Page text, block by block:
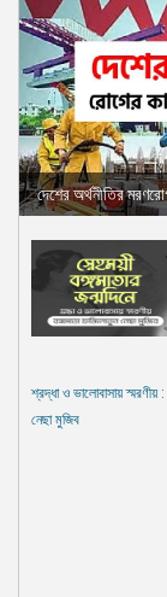
জামায়াত
সহিংসতা
সংগঠন
নির্বাচনী
ইশতেহার
দেশের অর্থনীতির
শ্রদ্ধা ও ভালোবাসায় স্মরণীয়
নেছা মুজিব